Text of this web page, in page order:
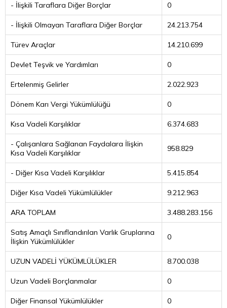
- İlişkili Taraflara Diğer Borçlar 0
- İlişkili Olmayan Taraflara Diğer Borçlar 24.213.754
Türev Araçlar 14.210.699
Devlet Teşvik ve Yardımları 0
Ertelenmiş Gelirler 2.022.923
Dönem Karı Vergi Yükümlülüğü 0
Kısa Vadeli Karşılıklar 6.374.683
- Çalışanlara Sağlanan Faydalara İlişkin
Kısa Vadeli Karşılıklar
958.829
- Diğer Kısa Vadeli Karşılıklar 5.415.854
Diğer Kısa Vadeli Yükümlülükler 9.212.963
ARA TOPLAM 3.488.283.156
Satış Amaçlı Sınıflandırılan Varlık Gruplarına
İlişkin Yükümlülükler
0
UZUN VADELİ YÜKÜMLÜLÜKLER 8.700.038
Uzun Vadeli Borçlanmalar 0
Diğer Finansal Yükümlülükler 0